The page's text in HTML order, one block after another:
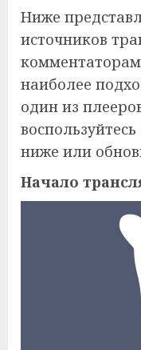
Ниже
источников
наиболее
один из
ниже или
Начало